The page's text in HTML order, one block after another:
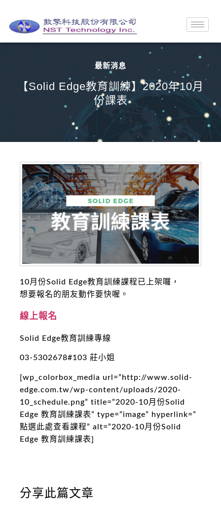
最新消息
【Solid Edge教育訓練】2020年10月
份課表
10月份Solid Edge教育訓練課程已上架囉，
想要報名的朋友動作要快喔。
線上報名
Solid Edge教育訓練專線
03-5302678#103 莊小姐
[wp_colorbox_media url=”http://www.solid-
edge.com.tw/wp-content/uploads/2020-
10_schedule.png” title=”2020-10月份Solid
Edge 教育訓練課表” type=”image” hyperlink=”
點選此處查看課程” alt=”2020-10月份Solid
Edge 教育訓練課表]
分享此篇文章